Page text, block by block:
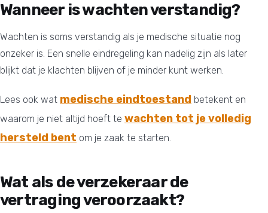
Wanneer is wachten verstandig?
Wachten is soms verstandig als je medische situatie nog
onzeker is. Een snelle eindregeling kan nadelig zijn als later
blijkt dat je klachten blijven of je minder kunt werken.
Lees ook wat medische eindtoestand betekent en
waarom je niet altijd hoeft te wachten tot je volledig
hersteld bent om je zaak te starten.
Wat als de verzekeraar de
vertraging veroorzaakt?